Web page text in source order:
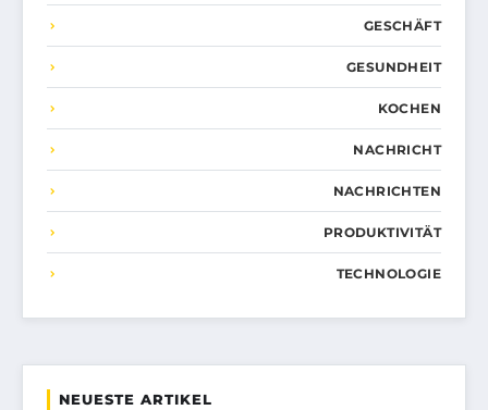
GESCHÄFT
GESUNDHEIT
KOCHEN
NACHRICHT
NACHRICHTEN
PRODUKTIVITÄT
TECHNOLOGIE
NEUESTE ARTIKEL